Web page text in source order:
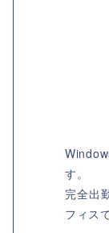
す。
完全出
フィス